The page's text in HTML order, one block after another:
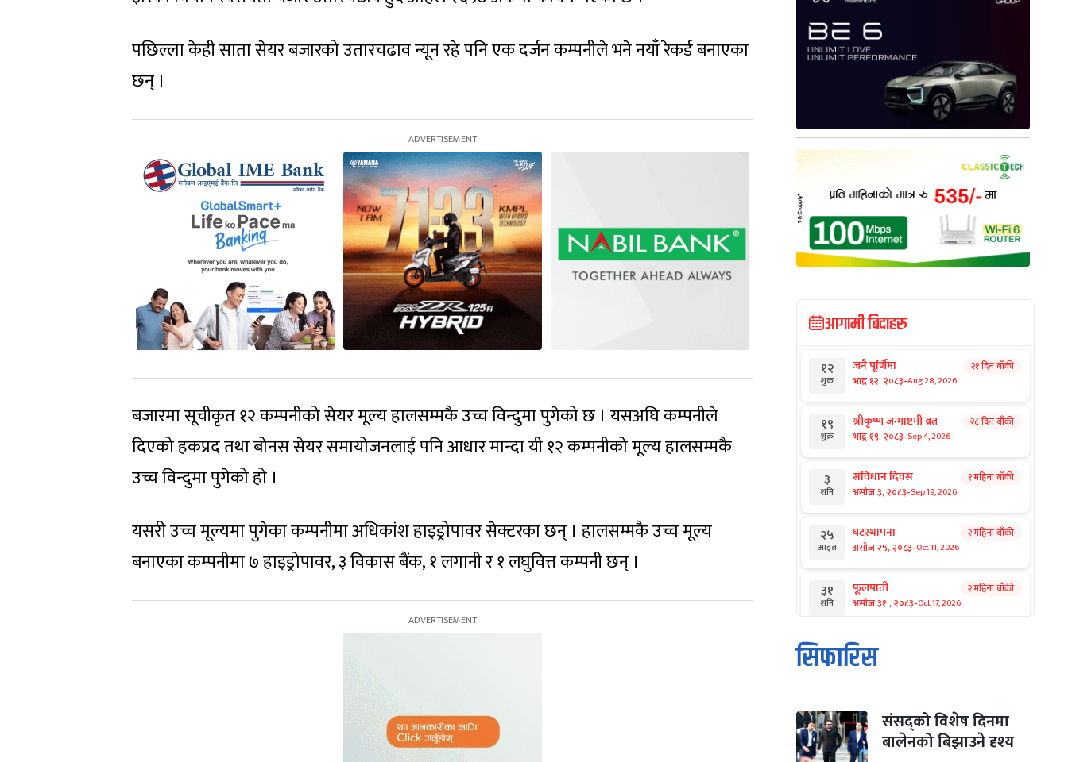
पछिल्ला केही साता सेयर बजारको उतारचढाव न्यून रहे पनि एक दर्जन कम्पनीले भने नयाँ रेकर्ड बनाएका
छन् ।
बजारमा सूचीकृत १२ कम्पनीको सेयर मूल्य हालसम्मकै उच्च विन्दुमा पुगेको छ । यसअघि कम्पनीले
दिएको हकप्रद तथा बोनस सेयर समायोजनलाई पनि आधार मान्दा यी १२ कम्पनीको मूल्य हालसम्मकै
उच्च विन्दुमा पुगेको हो ।
यसरी उच्च मूल्यमा पुगेका कम्पनीमा अधिकांश हाइड्रोपावर सेक्टरका छन् । हालसम्मकै उच्च मूल्य
बनाएका कम्पनीमा ७ हाइड्रोपावर, ३ विकास बैंक, १ लगानी र १ लघुवित्त कम्पनी छन् ।
आगामी बिदाहरु
१२
शुक्र
जनै पूर्णिमा
भाद्र १२, २०८३-Aug 28, 2026
२१ दिन बाँकी
१९
शुक्र
श्रीकृष्ण जन्माष्टमी व्रत
भाद्र १९, २०८३-Sep 4, 2026
२८ दिन बाँकी
३
शनि
संविधान दिवस
असोज ३, २०८३-Sep 19, 2026
१ महिना बाँकी
२५
आइत
घटस्थापना
असोज २५, २०८३-Oct 11, 2026
२ महिना बाँकी
३१
शनि
फूलपाती
असोज ३१ , २०८३-Oct 17, 2026
२ महिना बाँकी
१
आइत
कार्तिक सङ्क्रान्ति
कार्तिक १, २०८३
मंगल कार्तिक ३, २०८३-Oct 20, 2026
विजयादशमी
सिफारिस
संसद्को विशेष दिनमा
बालेनको बिझाउने दृश्य